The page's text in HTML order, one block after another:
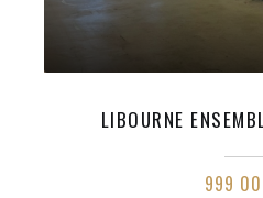
LIBOURNE
999